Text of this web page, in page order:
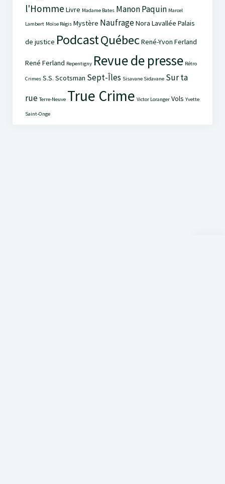
l'Homme Livre Madame Bates Manon Paquin Marcel
Lambert Moïse Régis Mystère NaufrageNora Lavallée Palais
de justice PodcastQuébecRené-Yvon Ferland
René Ferland Repentigny Revue de presse Rétro
Crimes S.S. Scotsman Sept-Îles Sisavane Sidavane Sur ta
rue Terre-Neuve True Crime Victor Loranger Vols Yvette
Saint-Onge